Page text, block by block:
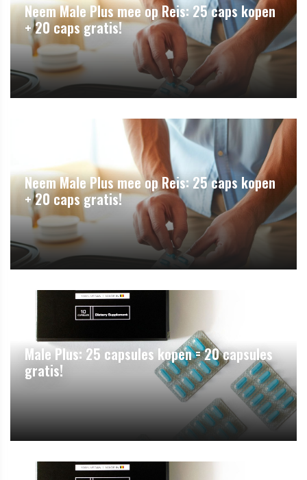
Neem Male Plus mee op Reis: 25 caps kopen
+ 20 caps gratis!
Neem Male Plus mee op Reis: 25 caps kopen
+ 20 caps gratis!
Male Plus: 25 capsules kopen = 20 capsules
gratis!